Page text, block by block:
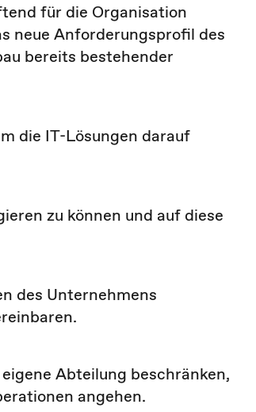
für die Organisation
neue Anforderungsprofil des
bereits bestehender
die IT-Lösungen darauf
zu können und auf diese
des Unternehmens
Abteilung beschränken,
angehen.